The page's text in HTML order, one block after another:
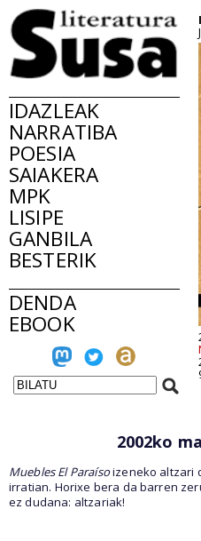
IDAZLEAK
NARRATIBA
POESIA
SAIAKERA
MPK
LISIPE
GANBILA
BESTERIK
DENDA
EBOOK
2002ko
Muebles El Paraísoizeneko altzari
irratian. Horixe bera da barren
ez dudana: altzariak!